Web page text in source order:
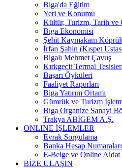
Biga'da Eğitim
Yeri ve Konumu
Kültür, Turizm, Tarih ve
Biga Ekonomisi
Şehit Kaymakam
İrfan Şahin (Kıspet
Bigalı Mehmet Çavuş
Kırkgeçit Termal
Başarı Öyküleri
Faaliyet Raporları
Biga Yatırım Ortamı
Gümrük ve Turizm
Biga Organize Sanayi
Trakya ABİGEM A.Ş.
ONLINE İŞLEMLER
Evrak Sorgulama
Banka Hesap
E-Belge ve Online Aidat
BİZE ULAŞIN